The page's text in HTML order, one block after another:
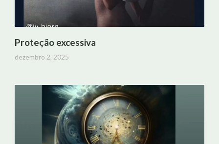
Proteção excessiva
dezembro 2, 2025